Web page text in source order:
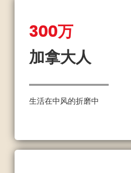
300万
加拿大人
生活在中风的折磨中